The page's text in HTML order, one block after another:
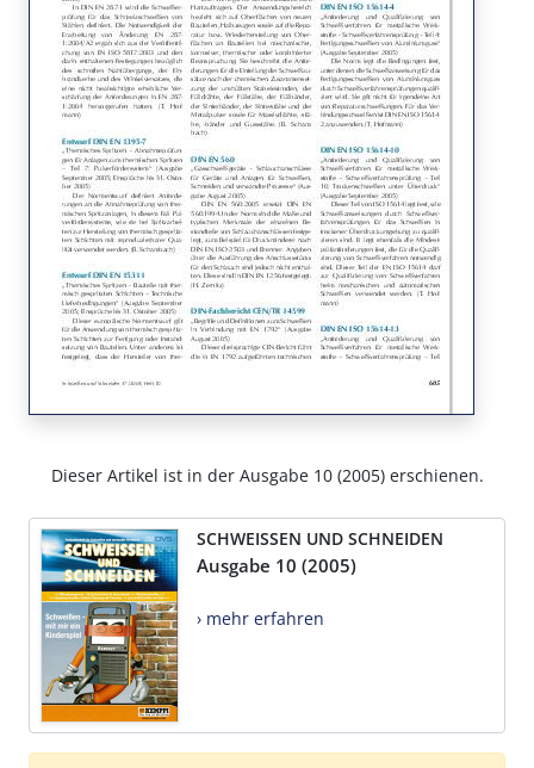
Dieser Artikel ist in der Ausgabe 10 (2005) erschienen.
SCHWEISSEN UND SCHNEIDEN
Ausgabe 10 (2005)
› mehr erfahren